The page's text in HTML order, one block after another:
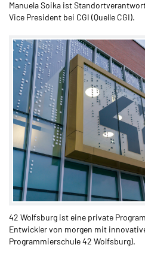
Manuela Soika ist
Vice President bei CGI (Quelle CGI).
42 Wolfsburg ist eine private
Entwickler von morgen mit
Programmierschule 42 Wolfsburg).